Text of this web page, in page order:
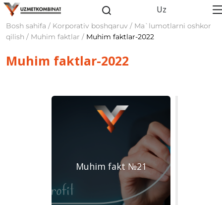
Uz
Bosh sahifa / Korporativ boshqaruv / Ma`lumotlarni oshkor
qilish / Muhim faktlar / Muhim faktlar-2022
Muhim faktlar-2022
Muhim fakt №21